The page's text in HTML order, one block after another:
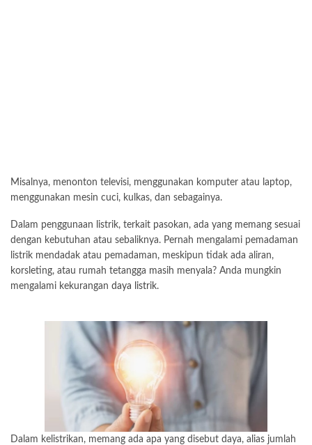
Misalnya, menonton televisi, menggunakan komputer atau laptop,
menggunakan mesin cuci, kulkas, dan sebagainya.
Dalam penggunaan listrik, terkait pasokan, ada yang memang sesuai
dengan kebutuhan atau sebaliknya. Pernah mengalami pemadaman
listrik mendadak atau pemadaman, meskipun tidak ada aliran,
korsleting, atau rumah tetangga masih menyala? Anda mungkin
mengalami kekurangan daya listrik.
Dalam kelistrikan, memang ada apa yang disebut daya, alias jumlah